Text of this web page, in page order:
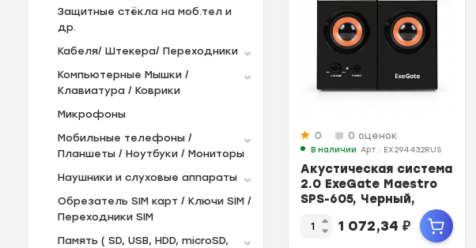
Защитные стёкла на моб.тел и
др.
Кабеля/ Штекера/ Переходники
Компьютерные Мышки /
Клавиатура / Коврики
Микрофоны
Мобильные телефоны /
Планшеты / Ноутбуки / Мониторы
Наушники и слуховые аппараты
Обрезатель SIM карт / Ключи SIM /
Переходники SIM
Память ( SD, USB, HDD, microSD,
0 0 оценок
В наличии Арт.: EX294432RUS
Акустическая система
2.0 ExeGate Maestro
SPS-605, Черный,
6 Вт RMS. 3,5 мм Ja...
1 072,34 ₽